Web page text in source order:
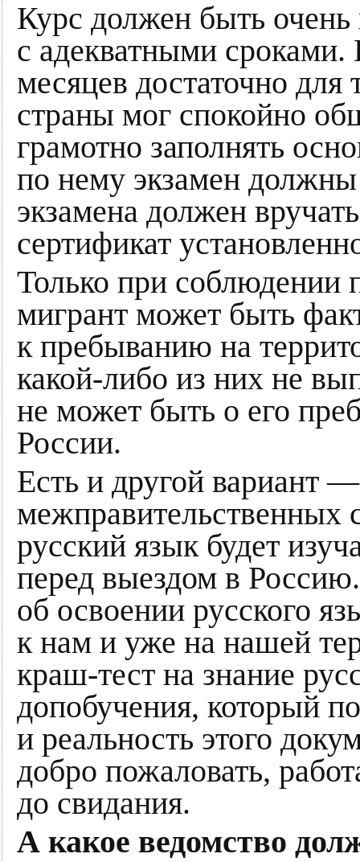
Курс должен быть
с адекватными сроками.
месяцев достаточно для
страны мог спокойно
грамотно заполнять
по нему экзамен
экзамена должен
сертификат
Только при соблюдении
мигрант может быть
к пребыванию на
какой-либо из них не
не может быть о его
России.
Есть и другой вариант
межправительственных
русский язык будет
перед выездом в
об освоении русского
к нам и уже на нашей
краш-тест на знание
допобучения, который
и реальность этого
добро пожаловать,
до свидания.
А какое ведомство